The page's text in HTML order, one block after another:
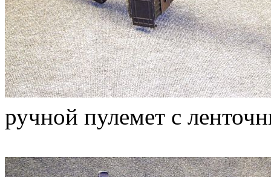
ручной пулемет с